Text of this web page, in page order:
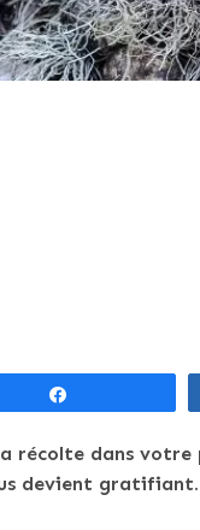
récolte dans
devient